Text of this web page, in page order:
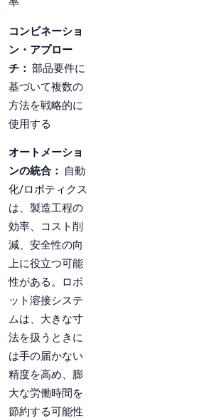
コンビネーショ
ン・アプロー
チ： 部品要件に
基づいて複数の
方法を戦略的に
使用する
オートメーショ
ンの統合： 自動
化/ロボティクス
は、製造工程の
効率、コスト削
減、安全性の向
上に役立つ可能
性がある。ロボ
ット溶接システ
ムは、大きな寸
法を扱うときに
は手の届かない
精度を高め、膨
大な労働時間を
節約する可能性